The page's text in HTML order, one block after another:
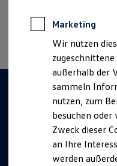
Anpfiff zum
Elektroautos
ID.
Reichweite
Laden
Laden
Laden
Impressum & Rechtliches
Marketing
Wir nutzen
außerhalb der
sammeln
nutzen, zum
besuchen oder
Zweck dieser
an Ihre
werden